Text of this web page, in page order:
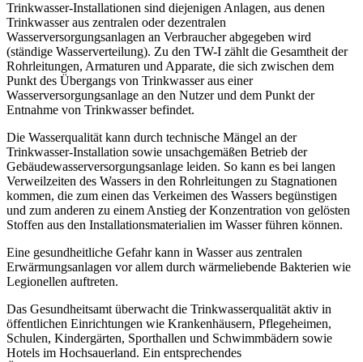
Trinkwasser-Installationen sind diejenigen Anlagen, aus denen
Trinkwasser aus zentralen oder dezentralen
Wasserversorgungsanlagen an Verbraucher abgegeben wird
(ständige Wasserverteilung). Zu den TW-I zählt die Gesamtheit der
Rohrleitungen, Armaturen und Apparate, die sich zwischen dem
Punkt des Übergangs von Trinkwasser aus einer
Wasserversorgungsanlage an den Nutzer und dem Punkt der
Entnahme von Trinkwasser befindet.
Die Wasserqualität kann durch technische Mängel an der
Trinkwasser-Installation sowie unsachgemäßen Betrieb der
Gebäudewasserversorgungsanlage leiden. So kann es bei langen
Verweilzeiten des Wassers in den Rohrleitungen zu Stagnationen
kommen, die zum einen das Verkeimen des Wassers begünstigen
und zum anderen zu einem Anstieg der Konzentration von gelösten
Stoffen aus den Installationsmaterialien im Wasser führen können.
Eine gesundheitliche Gefahr kann in Wasser aus zentralen
Erwärmungsanlagen vor allem durch wärmeliebende Bakterien wie
Legionellen auftreten.
Das Gesundheitsamt überwacht die Trinkwasserqualität aktiv in
öffentlichen Einrichtungen wie Krankenhäusern, Pflegeheimen,
Schulen, Kindergärten, Sporthallen und Schwimmbädern sowie
Hotels im Hochsauerland. Ein entsprechendes